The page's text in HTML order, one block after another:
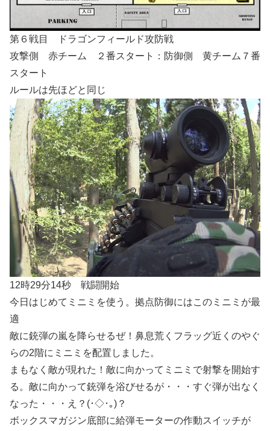
第６戦目 ドラゴンフィールド攻防戦
攻撃側 赤チーム ２番スタート：防御側 黄チーム７番
スタート
ルールは先ほどと同じ
12時29分14秒 戦闘開始
今日はじめてミニミを使う。拠点防御にはこのミニミが最
適
敵に銃弾の嵐を降らせるぜ！鼻息荒くフラッグ近くのやぐ
らの2階にミニミを配置しました。
まもなく敵が現れた！敵に向かってミニミで射撃を開始す
る。敵に向かって銃弾を浴びせるが・・・すぐ弾が出なく
なった・・・え？(･◇･｡)？
ボックスマガジン底部に給弾モーターの作動スイッチが